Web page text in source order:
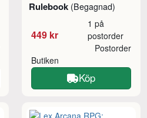
Rulebook (Begagnad)
449 kr
1 på
postorder
Butiken
Postorder
Köp